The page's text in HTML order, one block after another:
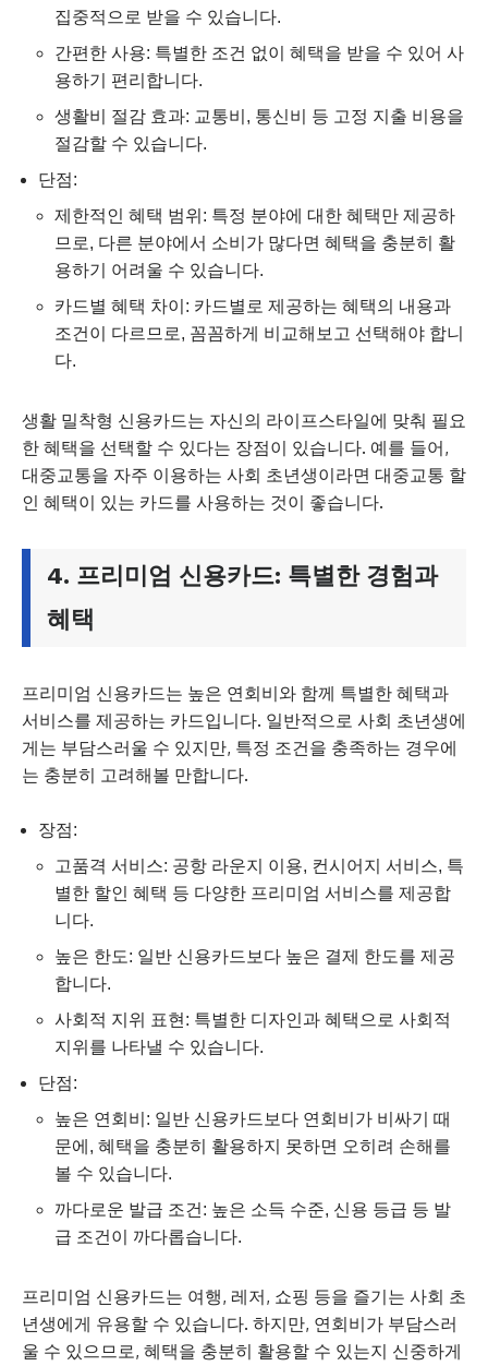
집중적으로 받을 수 있습니다.
간편한 사용: 특별한 조건 없이 혜택을 받을 수 있어 사
용하기 편리합니다.
생활비 절감 효과: 교통비, 통신비 등 고정 지출 비용을
절감할 수 있습니다.
단점:
제한적인 혜택 범위: 특정 분야에 대한 혜택만 제공하
므로, 다른 분야에서 소비가 많다면 혜택을 충분히 활
용하기 어려울 수 있습니다.
카드별 혜택 차이: 카드별로 제공하는 혜택의 내용과
조건이 다르므로, 꼼꼼하게 비교해보고 선택해야 합니
다.
생활 밀착형 신용카드는 자신의 라이프스타일에 맞춰 필요
한 혜택을 선택할 수 있다는 장점이 있습니다. 예를 들어,
대중교통을 자주 이용하는 사회 초년생이라면 대중교통 할
인 혜택이 있는 카드를 사용하는 것이 좋습니다.
4. 프리미엄 신용카드: 특별한 경험과
혜택
프리미엄 신용카드는 높은 연회비와 함께 특별한 혜택과
서비스를 제공하는 카드입니다. 일반적으로 사회 초년생에
게는 부담스러울 수 있지만, 특정 조건을 충족하는 경우에
는 충분히 고려해볼 만합니다.
장점:
고품격 서비스: 공항 라운지 이용, 컨시어지 서비스, 특
별한 할인 혜택 등 다양한 프리미엄 서비스를 제공합
니다.
높은 한도: 일반 신용카드보다 높은 결제 한도를 제공
합니다.
사회적 지위 표현: 특별한 디자인과 혜택으로 사회적
지위를 나타낼 수 있습니다.
단점:
높은 연회비: 일반 신용카드보다 연회비가 비싸기 때
문에, 혜택을 충분히 활용하지 못하면 오히려 손해를
볼 수 있습니다.
까다로운 발급 조건: 높은 소득 수준, 신용 등급 등 발
급 조건이 까다롭습니다.
프리미엄 신용카드는 여행, 레저, 쇼핑 등을 즐기는 사회 초
년생에게 유용할 수 있습니다. 하지만, 연회비가 부담스러
울 수 있으므로, 혜택을 충분히 활용할 수 있는지 신중하게